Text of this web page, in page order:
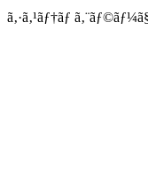
ã‚·ã‚¹ãƒ†ãƒ